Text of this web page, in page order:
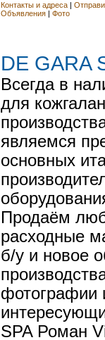
Контакты и адреса |
Объявления | Фото
DE GARA
Всегда в
для
являемся
основных
Продаём
расходные
б/у и новое
фотографии
SPA Роман